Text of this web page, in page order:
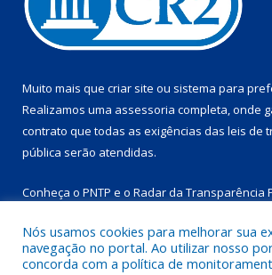
Muito mais que criar site ou sistema para
Realizamos uma assessoria completa, onde
contrato que todas as exigências das leis de
pública serão atendidas.
Conheça o PNTP e o Radar da Transparência
Nós usamos cookies para melhorar sua
navegação no portal. Ao utilizar nosso
concorda com a política de